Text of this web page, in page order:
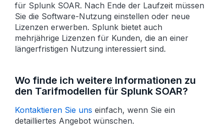
für Splunk SOAR. Nach Ende der Laufzeit müssen
Sie die Software-Nutzung einstellen oder neue
Lizenzen erwerben. Splunk bietet auch
mehrjährige Lizenzen für Kunden, die an einer
längerfristigen Nutzung interessiert sind.
Wo finde ich weitere Informationen zu
den Tarifmodellen für Splunk SOAR?
Kontaktieren Sie uns einfach, wenn Sie ein
detailliertes Angebot wünschen.